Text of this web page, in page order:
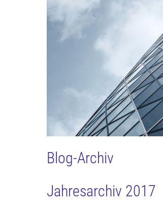
Blog-Archiv
Jahresarchiv 2017